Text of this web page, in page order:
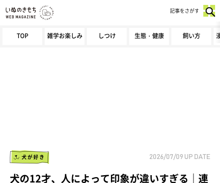
TOP 雑学お楽しみ しつけ 生態・健康 飼い方
記事をさがす
犬が好き 2026/07/09 UP DATE
犬の12才、人によって印象が違いすぎる｜連